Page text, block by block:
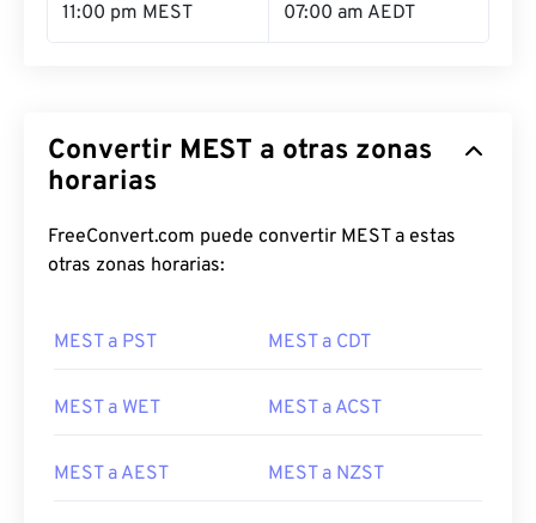
11:00 pm MEST 07:00 am AEDT
Convertir MEST a otras zonas
horarias
FreeConvert.com puede convertir MEST a estas
otras zonas horarias:
MEST a PST MEST a CDT
MEST a WET MEST a ACST
MEST a AEST MEST a NZST